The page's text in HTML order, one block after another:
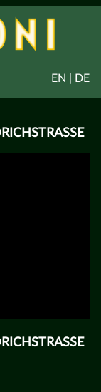
EN | DE